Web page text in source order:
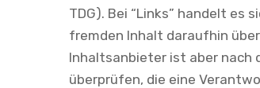
TDG). Bei “Links” handelt es
fremden Inhalt daraufhin
Inhaltsanbieter ist aber nach
überprüfen, die eine